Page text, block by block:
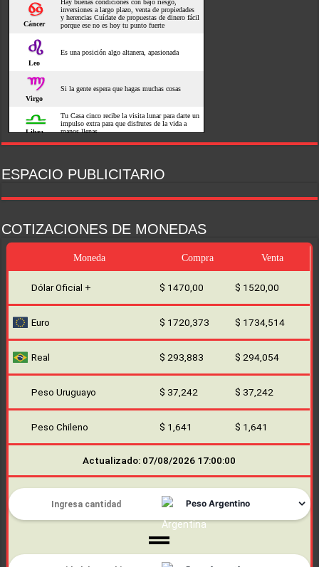
ESPACIO PUBLICITARIO
COTIZACIONES DE MONEDAS
Moneda Compra Venta
Dólar Oficial + $ 1470,00 $ 1520,00
Euro $ 1720,373 $ 1734,514
Real $ 293,883 $ 294,054
Peso Uruguayo $ 37,242 $ 37,242
Peso Chileno $ 1,641 $ 1,641
Actualizado: 07/08/2026 17:00:00